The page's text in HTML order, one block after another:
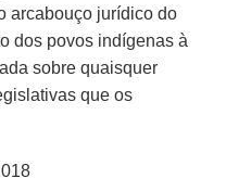
arcabouço jurídico do
dos povos indígenas à
sobre quaisquer
que os